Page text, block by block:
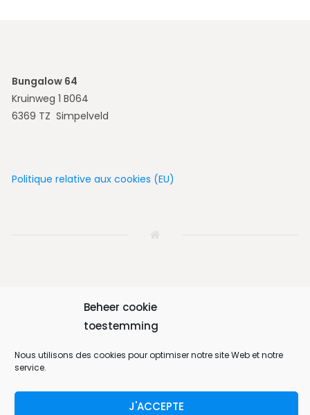
Beheer cookie
toestemming
Nous utilisons des cookies pour optimiser notre site Web et notre
service.
J'ACCEPTE
Bungalow 64
Kruinweg 1 B064
6369 TZ Simpelveld
Politique relative aux cookies (EU)
La maison Proximité
Bungalow 64 © 2026. All Rights Reserved.